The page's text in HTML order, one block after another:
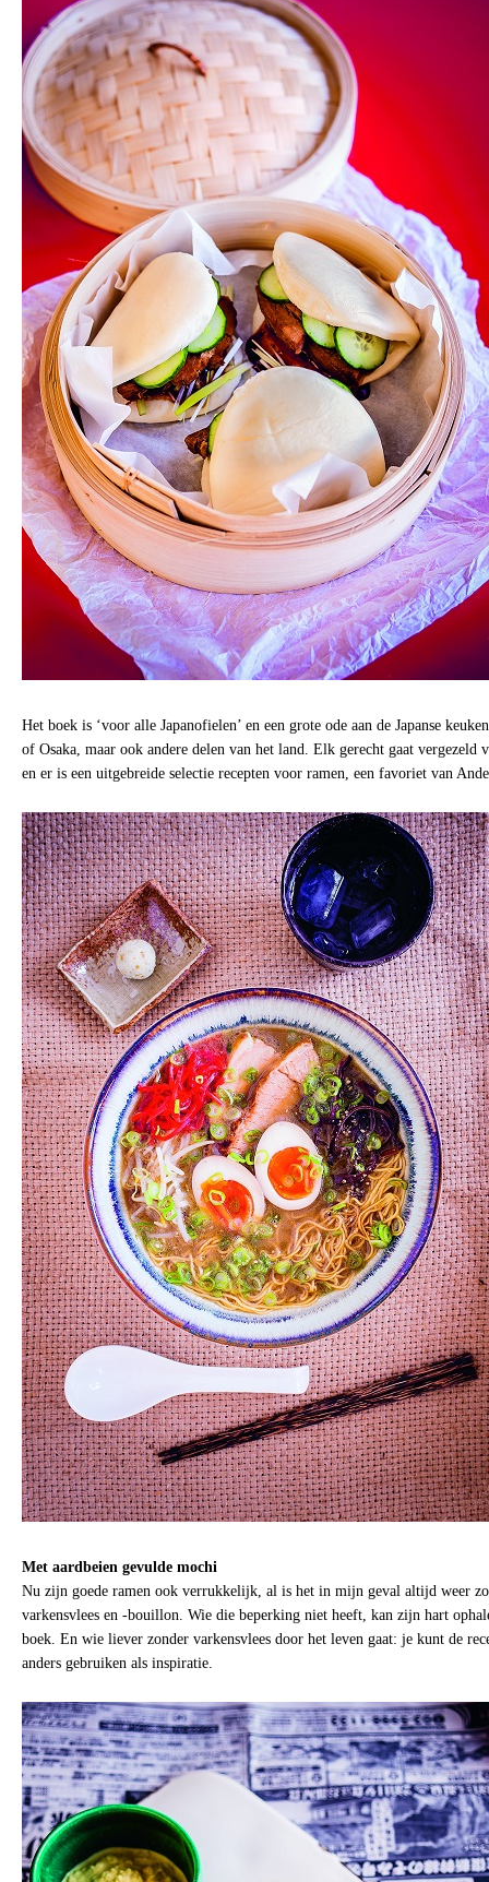
Het boek is ‘voor alle Japanofielen’ en een grote ode aan de Japanse
of Osaka, maar ook andere delen van het land. Elk gerecht gaat vergezeld
en er is een uitgebreide selectie recepten voor ramen, een favoriet van
Met aardbeien gevulde mochi
Nu zijn goede ramen ook verrukkelijk, al is het in mijn geval altijd weer
varkensvlees en -bouillon. Wie die beperking niet heeft, kan zijn hart
boek. En wie liever zonder varkensvlees door het leven gaat: je kunt de
anders gebruiken als inspiratie.